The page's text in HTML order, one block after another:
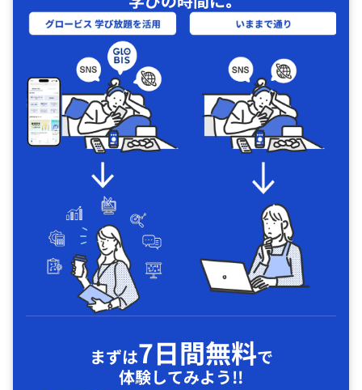
まずは7日間無料で
体験してみよう!!